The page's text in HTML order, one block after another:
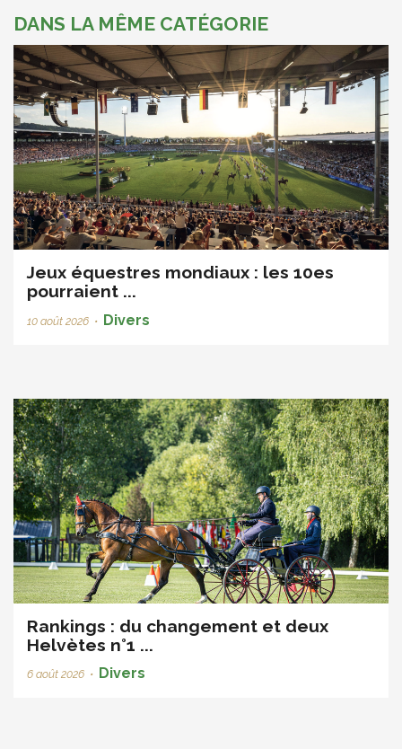
DANS LA MÊME CATÉGORIE
Jeux équestres mondiaux : les 10es
pourraient ...
10 août 2026 • Divers
Rankings : du changement et deux
Helvètes n°1 ...
6 août 2026 • Divers